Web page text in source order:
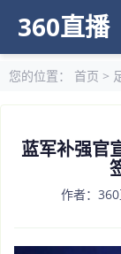
360直播
您的位置： 首页 >
蓝军补强官
作者：